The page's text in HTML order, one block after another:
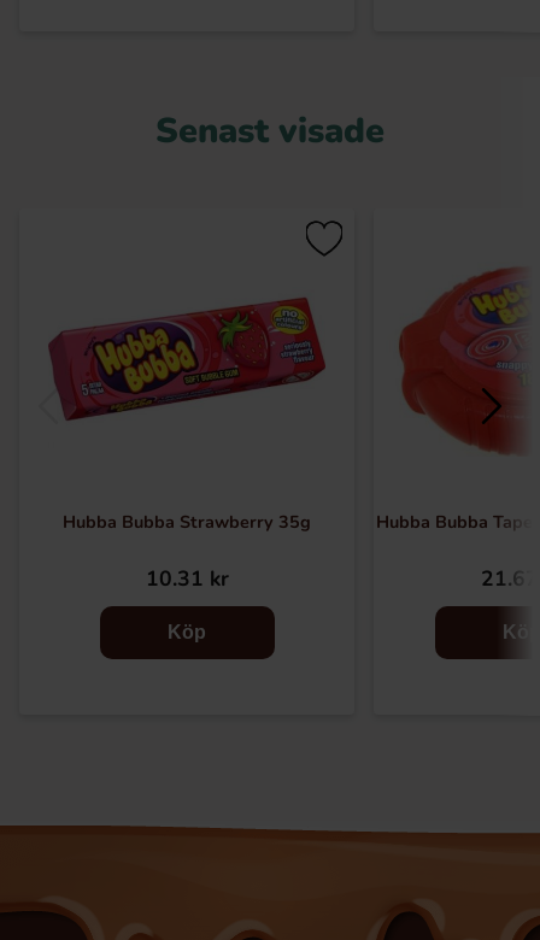
Senast visade
Hubba Bubba Strawberry 35g
10.31 kr
Köp
Hubba Bubba
Köp